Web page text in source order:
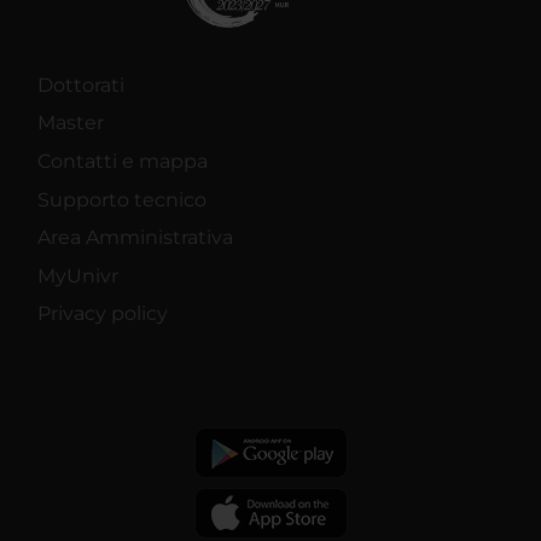
Dottorati
Master
Contatti e mappa
Supporto tecnico
Area Amministrativa
MyUnivr
Privacy policy